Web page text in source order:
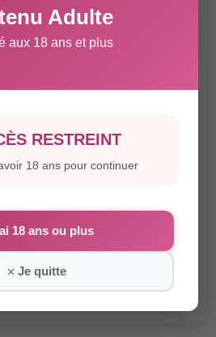
votresex dollarrive sans
FedEx ou GLS.
Adulte
aux 18 ans et plus
RESTREINT
18 ans pour continuer
18 ans ou plus
Je quitte